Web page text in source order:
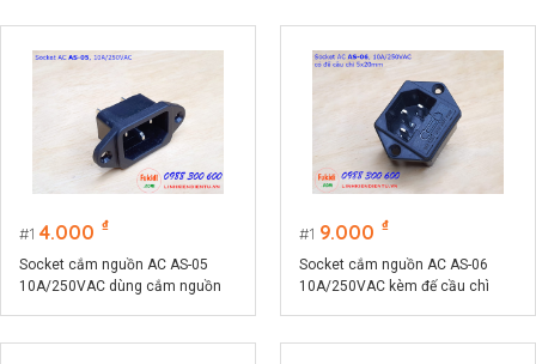
1 4.000 ₫
Socket cắm nguồn AC AS-05
10A/250VAC dùng cắm nguồn
1 9.000 ₫
Socket cắm nguồn AC AS-06
10A/250VAC kèm đế cầu chì